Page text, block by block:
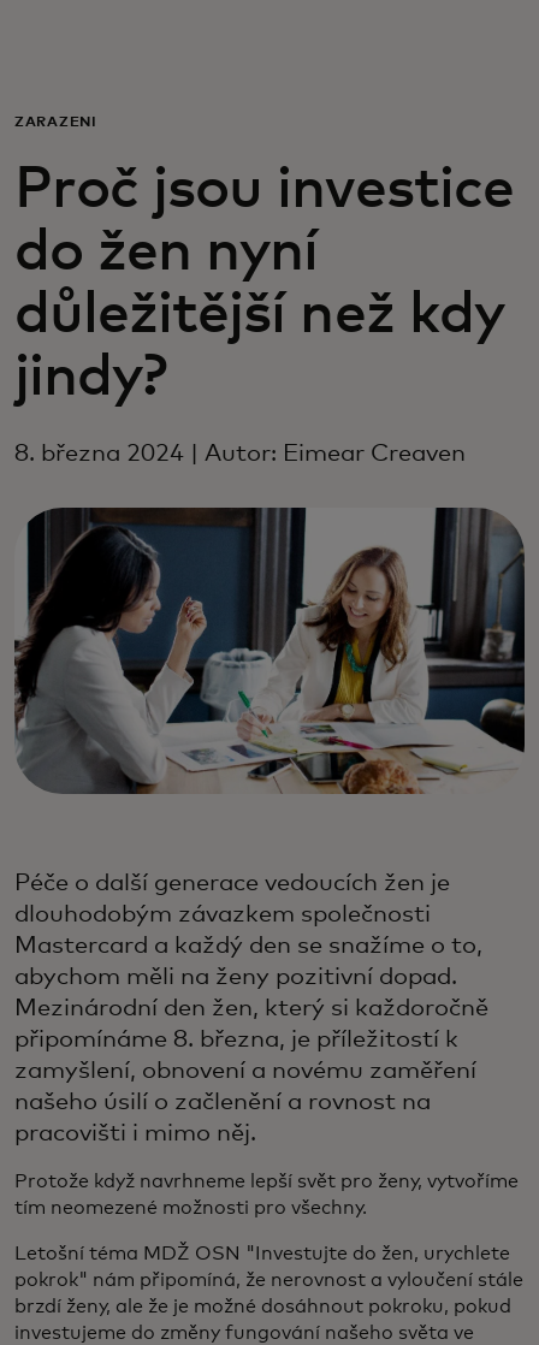
Pro firmy
Pro svět
Pro inovátory
Novinky a trendy
ZAŘAZENÍ
Proč jsou investice
do žen nyní
důležitější než kdy
jindy?
8. března 2024 | Autor: Eimear Creaven
Péče o další generace vedoucích žen je
dlouhodobým závazkem společnosti
Mastercard a každý den se snažíme o to,
abychom měli na ženy pozitivní dopad.
Mezinárodní den žen, který si každoročně
připomínáme 8. března, je příležitostí k
zamyšlení, obnovení a novému zaměření
našeho úsilí o začlenění a rovnost na
pracovišti i mimo něj.
Protože když navrhneme lepší svět pro ženy, vytvoříme
tím neomezené možnosti pro všechny.
Letošní téma MDŽ OSN "Investujte do žen, urychlete
pokrok" nám připomíná, že nerovnost a vyloučení stále
brzdí ženy, ale že je možné dosáhnout pokroku, pokud
investujeme do změny fungování našeho světa ve